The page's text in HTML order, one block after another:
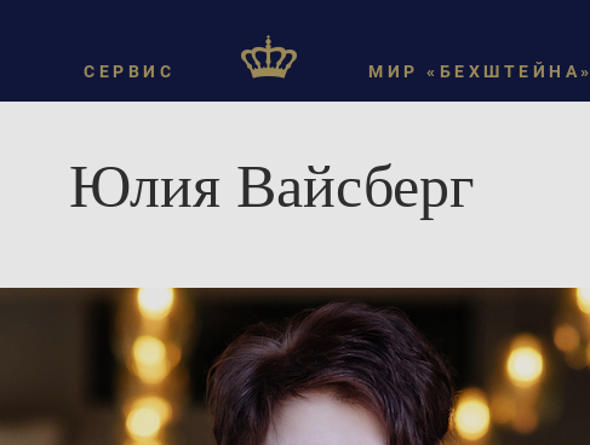
СЕРВИС МИР «БЕХШТЕЙНА»
Юлия Вайсберг